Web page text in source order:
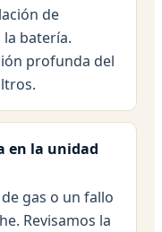
de
batería.
profunda del
en la unidad
gas o un fallo
Revisamos la